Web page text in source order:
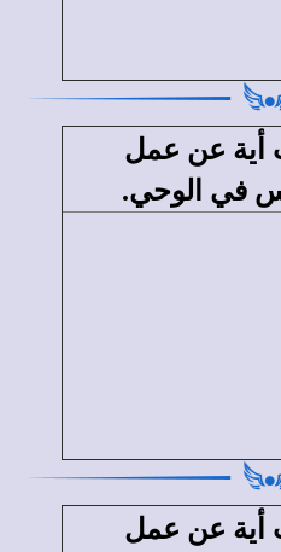
أية عن عمل
في الوحي.
أية عن عمل